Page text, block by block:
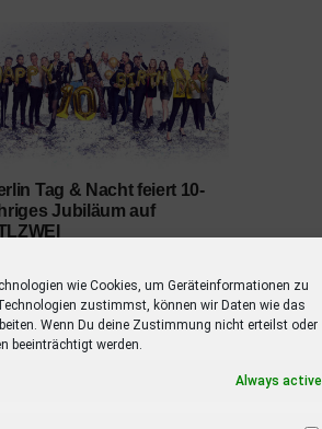
wie Cookies, um Geräteinformationen zu
zustimmst, können wir Daten wie das
Wenn Du deine Zustimmung nicht erteilst oder
beeinträchtigt werden.
Always active
Tag & Nacht feiert 10-
Jubiläum auf